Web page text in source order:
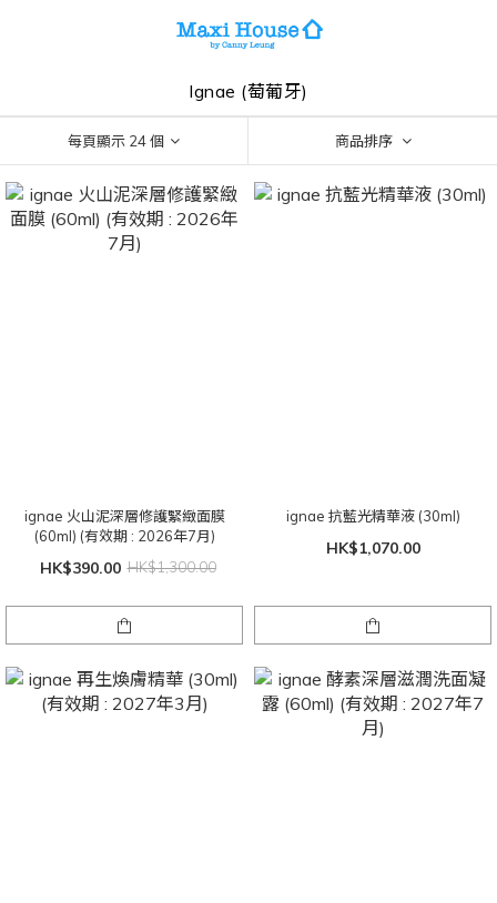
Ignae (萄葡牙)
每頁顯示 24 個 商品排序
ignae 火山泥深層修護緊緻面膜
(60ml) (有效期 : 2026年7月)
HK$390.00 HK$1,300.00
ignae 抗藍光精華液 (30ml)
HK$1,070.00